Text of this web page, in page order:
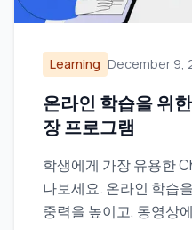
Learning December 9,
온라인 학습을 위
장 프로그램
학생에게 가장 유용한
나보세요. 온라인 학습
중력을 높이고, 동영상